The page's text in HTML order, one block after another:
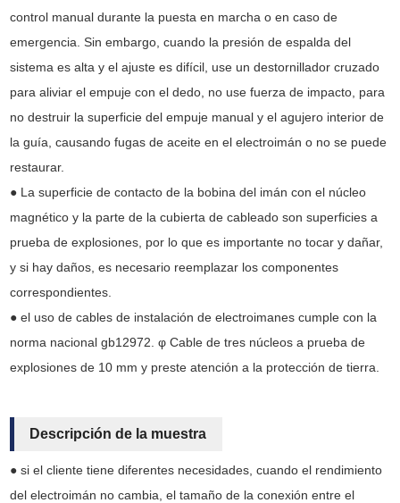
control manual durante la puesta en marcha o en caso de
emergencia. Sin embargo, cuando la presión de espalda del
sistema es alta y el ajuste es difícil, use un destornillador cruzado
para aliviar el empuje con el dedo, no use fuerza de impacto, para
no destruir la superficie del empuje manual y el agujero interior de
la guía, causando fugas de aceite en el electroimán o no se puede
restaurar.
● La superficie de contacto de la bobina del imán con el núcleo
magnético y la parte de la cubierta de cableado son superficies a
prueba de explosiones, por lo que es importante no tocar y dañar,
y si hay daños, es necesario reemplazar los componentes
correspondientes.
● el uso de cables de instalación de electroimanes cumple con la
norma nacional gb12972. φ Cable de tres núcleos a prueba de
explosiones de 10 mm y preste atención a la protección de tierra.
Descripción de la muestra
● si el cliente tiene diferentes necesidades, cuando el rendimiento
del electroimán no cambia, el tamaño de la conexión entre el